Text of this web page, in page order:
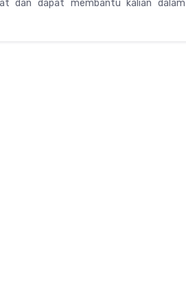
dan dapat membantu kalian dalam